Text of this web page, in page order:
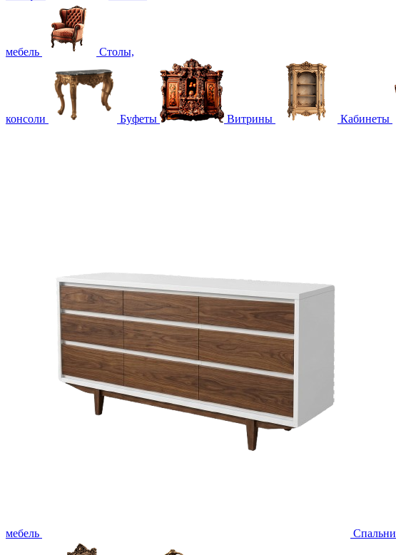
мебель Столы,
консоли Буфеты Витрины Кабинеты
мебель Спальни